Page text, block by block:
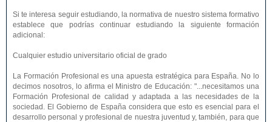
Si te interesa seguir estudiando, la normativa de nuestro sistema formativo
establece que podrías continuar estudiando la siguiente formación
adicional:
Cualquier estudio universitario oficial de grado
La Formación Profesional es una apuesta estratégica para España. No lo
decimos nosotros, lo afirma el Ministro de Educación: "...necesitamos una
Formación Profesional de calidad y adaptada a las necesidades de la
sociedad. El Gobierno de España considera que esto es esencial para el
desarrollo personal y profesional de nuestra juventud y, también, para que